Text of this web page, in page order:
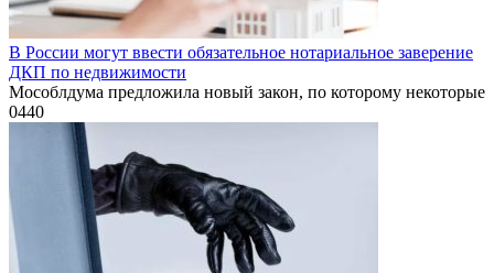
В России могут ввести обязательное нотариальное заверение
ДКП по недвижимости
Мособлдума предложила новый закон, по которому некоторые
0440